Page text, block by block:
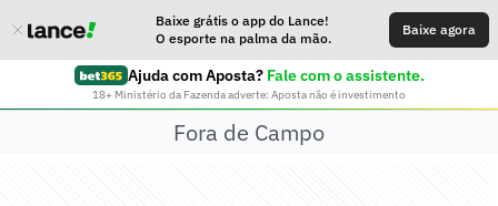
Baixe grátis o app do Lance!
O esporte na palma da mão.
Baixe agora
Ajuda com Aposta? Fale com o assistente.
18+ Ministério da Fazenda adverte: Aposta não é investimento
Fora de Campo